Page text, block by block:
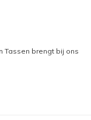
Tassen brengt bij ons